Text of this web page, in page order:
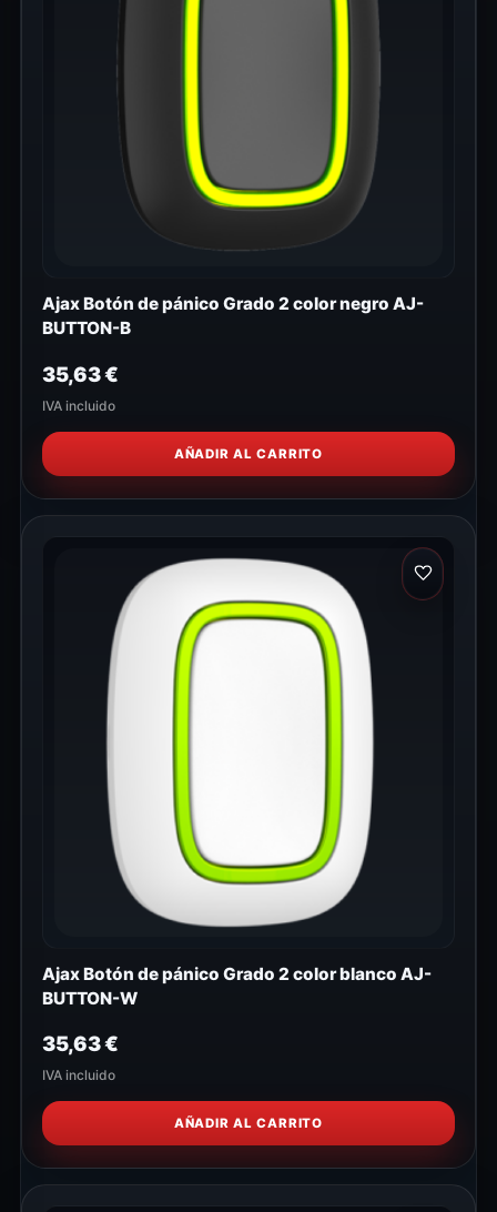
Ajax Botón de pánico Grado 2 color negro AJ-
BUTTON-B
35,63€
IVA incluido
AÑADIR AL CARRITO
Ajax Botón de pánico Grado 2 color blanco AJ-
BUTTON-W
35,63€
IVA incluido
AÑADIR AL CARRITO